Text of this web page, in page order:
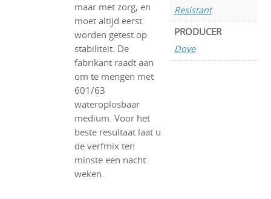
maar met zorg, en
moet altijd eerst
worden getest op
stabiliteit. De
fabrikant raadt aan
om te mengen met
601/63
wateroplosbaar
medium. Voor het
beste resultaat laat u
de verfmix ten
minste een nacht
weken.
Resistant
PRODUCER
Dove